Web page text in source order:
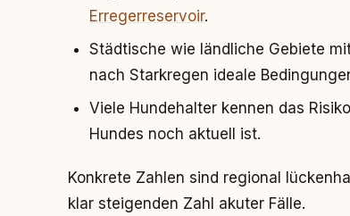
Erregerreservoir.
Städtische wie ländliche Gebiete
nach Starkregen ideale
Viele Hundehalter kennen das
Hundes noch aktuell ist.
Konkrete Zahlen sind regional
klar steigenden Zahl akuter Fälle.